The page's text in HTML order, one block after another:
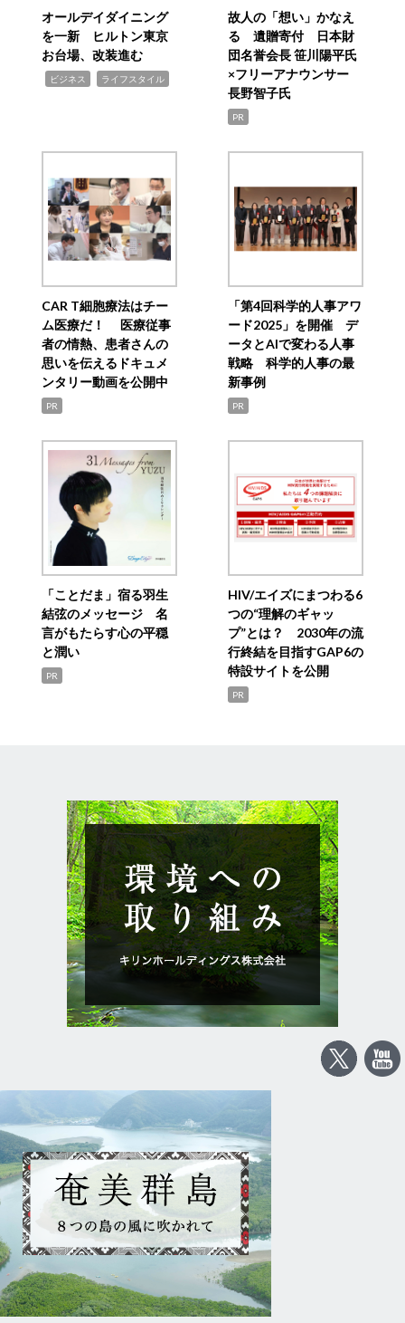
オールデイダイニング
を一新 ヒルトン東京
お台場、改装進む
ビジネス ライフスタイル
故人の「想い」かなえ
る 遺贈寄付 日本財
団名誉会長 笹川陽平氏
×フリーアナウンサー
長野智子氏
PR
CAR T細胞療法はチー
ム医療だ！ 医療従事
者の情熱、患者さんの
思いを伝えるドキュメ
ンタリー動画を公開中
PR
「第4回科学的人事アワ
ード2025」を開催 デ
ータとAIで変わる人事
戦略 科学的人事の最
新事例
PR
「ことだま」宿る羽生
結弦のメッセージ 名
言がもたらす心の平穏
と潤い
PR
HIV/エイズにまつわる6
つの“理解のギャッ
プ”とは？ 2030年の流
行終結を目指すGAP6の
特設サイトを公開
PR